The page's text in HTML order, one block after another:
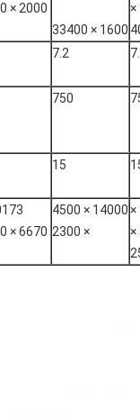
1600 ×
1600 × 33400
2000 × 3400
7.2
750
15
15000 ×
5200 ×
14000 × 4500
× 2300
6670 × 2800